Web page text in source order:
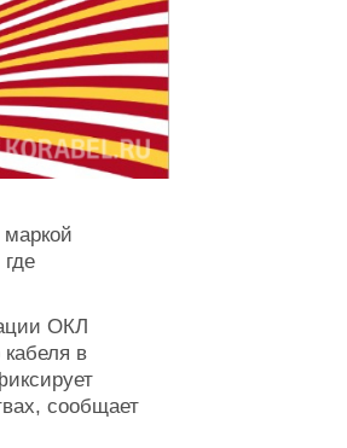
ОКЛ
в
сообщает